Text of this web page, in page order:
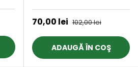
manual, infasurat
intr-o sarma de cupru
forma perfecta
Preț de vânzare
70,00 lei Preț obișnuit
102,00 lei
ADAUGĂ ÎN COŞ